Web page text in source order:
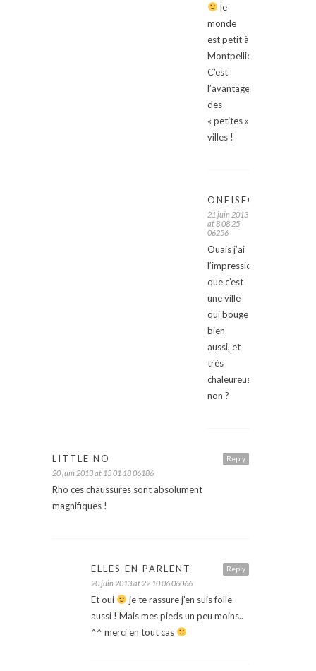
le
monde
est petit à
Montpellier.
C’est
l’avantage
des
« petites »
villes !
ONEISFOR2
21 juin 2013
at 8 08 25
06256
Ouais j’ai
l’impression
que c’est
une ville
qui bouge
bien
aussi, et
très
chaleureuse
non ?
Reply
LITTLE NO
20 juin 2013 at 13 01 18 06186
Rho ces chaussures sont absolument
magnifiques !
Reply
ELLES EN PARLENT
20 juin 2013 at 22 10 06 06066
Et oui
je te rassure j’en suis folle
aussi ! Mais mes pieds un peu moins..
^^ merci en tout cas